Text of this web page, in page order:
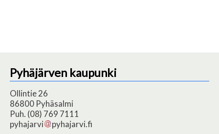
Pyhäjärven kaupunki
Ollintie 26
86800 Pyhäsalmi
Puh. (08) 769 7111
pyhajarvi
pyhajarvi.fi